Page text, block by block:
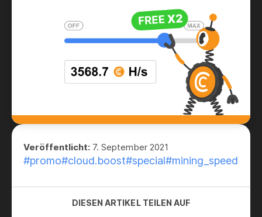
Veröffentlicht: 7. September 2021
#promo#cloud.boost#special#mining_speed
DIESEN ARTIKEL TEILEN AUF